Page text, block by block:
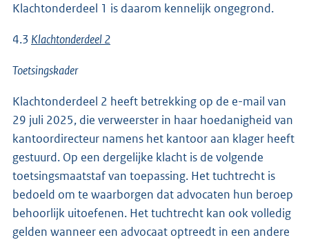
Klachtonderdeel 1 is daarom kennelijk ongegrond.
4.3 Klachtonderdeel 2
Toetsingskader
Klachtonderdeel 2 heeft betrekking op de e-mail van
29 juli 2025, die verweerster in haar hoedanigheid van
kantoordirecteur namens het kantoor aan klager heeft
gestuurd. Op een dergelijke klacht is de volgende
toetsingsmaatstaf van toepassing. Het tuchtrecht is
bedoeld om te waarborgen dat advocaten hun beroep
behoorlijk uitoefenen. Het tuchtrecht kan ook volledig
gelden wanneer een advocaat optreedt in een andere